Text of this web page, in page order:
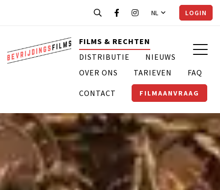
NL LOGIN
FILMS & RECHTEN
DISTRIBUTIE
NIEUWS
OVER ONS
TARIEVEN FAQ
CONTACT FILMAANVRAAG